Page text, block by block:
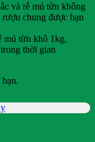
và rễ mú từn không
chung được bạn
mú từn khô 1kg,
thời gian